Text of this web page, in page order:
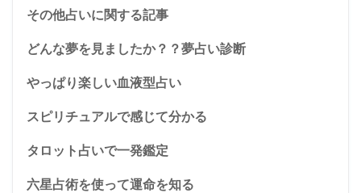
その他占いに関する記事
どんな夢を見ましたか？？夢占い診断
やっぱり楽しい血液型占い
スピリチュアルで感じて分かる
タロット占いで一発鑑定
六星占術を使って運命を知る